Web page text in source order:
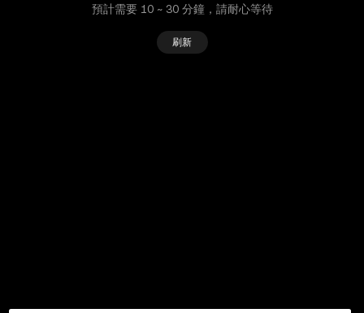
預計需要 10 ~ 30 分鐘，請耐心等待
刷新